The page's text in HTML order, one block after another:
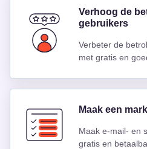
Verhoog de
gebruikers
Verbeter de
met gratis en
Maak een
Maak e-mail- en
gratis en